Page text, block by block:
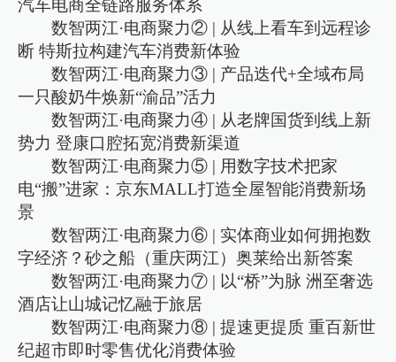
汽车电商全链路服务体系
数智两江·电商聚力② | 从线上看车到远程诊
断 特斯拉构建汽车消费新体验
数智两江·电商聚力③ | 产品迭代+全域布局
一只酸奶牛焕新“渝品”活力
数智两江·电商聚力④ | 从老牌国货到线上新
势力 登康口腔拓宽消费新渠道
数智两江·电商聚力⑤ | 用数字技术把家
电“搬”进家：京东MALL打造全屋智能消费新场
景
数智两江·电商聚力⑥ | 实体商业如何拥抱数
字经济？砂之船（重庆两江）奥莱给出新答案
数智两江·电商聚力⑦ | 以“桥”为脉 洲至奢选
酒店让山城记忆融于旅居
数智两江·电商聚力⑧ | 提速更提质 重百新世
纪超市即时零售优化消费体验